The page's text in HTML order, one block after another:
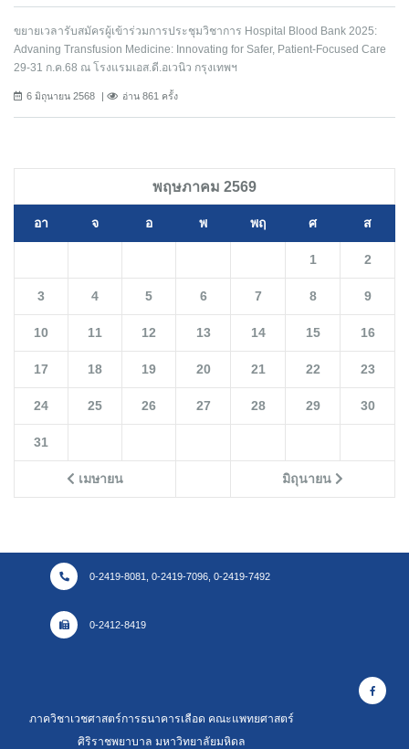
ขยายเวลารับสมัครผู้เข้าร่วมการประชุมวิชาการ Hospital Blood Bank 2025:
Advaning Transfusion Medicine: Innovating for Safer, Patient-Focused Care
29-31 ก.ค.68 ณ โรงแรมเอส.ดี.อเวนิว กรุงเทพฯ
6 มิถุนายน 2568 อ่าน 861 ครั้ง
พฤษภาคม 2569
อา จ อ พ พฤ ศ ส
เมษายน มิถุนายน
1 2
3 4 5 6 7 8 9
10 11 12 13 14 15 16
17 18 19 20 21 22 23
24 25 26 27 28 29 30
31
0-2419-8081, 0-2419-7096, 0-2419-7492
0-2412-8419
ภาควิชาเวชศาสตร์การธนาคารเลือด คณะแพทยศาสตร์
ศิริราชพยาบาล มหาวิทยาลัยมหิดล